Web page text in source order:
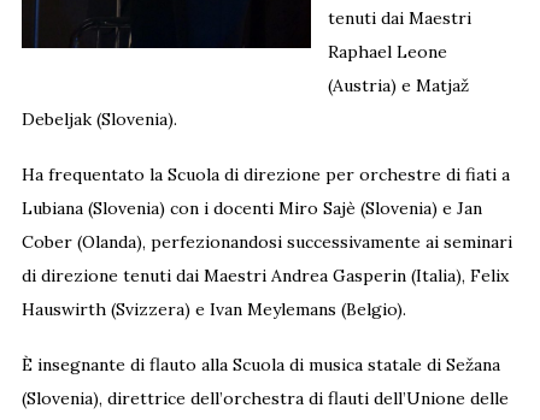
tenuti dai Maestri
Raphael Leone
(Austria) e Matjaž
Debeljak (Slovenia).
Ha frequentato la Scuola di direzione per orchestre di fiati a
Lubiana (Slovenia) con i docenti Miro Sajè (Slovenia) e Jan
Cober (Olanda), perfezionandosi successivamente ai seminari
di direzione tenuti dai Maestri Andrea Gasperin (Italia), Felix
Hauswirth (Svizzera) e Ivan Meylemans (Belgio).
È insegnante di flauto alla Scuola di musica statale di Sežana
(Slovenia), direttrice dell’orchestra di flauti dell’Unione delle